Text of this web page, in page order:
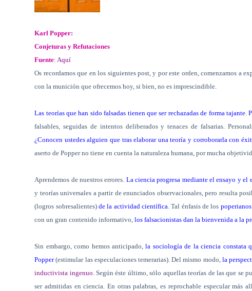
Karl Popper:
Conjeturas y Refutaciones
Fuente:Aquí
Os recordamos que en los siguientes post, y por este orden, comenzamos a
con la munición que ofrecemos hoy, si bien, no es imprescindible.
Las teorías que han sido falsadas tienen que ser rechazadas de forma tajante.
falsables, seguidas de intentos deliberados y tenaces de falsarias.
¿Conocen ustedes alguien que tras elaborar una teoría y corroborarla con
aserto de Popper no tiene en cuenta la naturaleza humana, por mucha
Aprendemos de nuestros errores. La ciencia progresa mediante el ensayo y el
y teorías universales a partir de enunciados observacionales, pero resulta
(logros sobresalientes) de la actividad científica. Tal énfasis de los
con un gran contenido informativo,los falsacionistas dan la bienvenida a la
Sin embargo, como hemos anticipado,la sociología de la ciencia constata
Popper(estimular las especulaciones temerarias). Del mismo modo, la
inductivista ingenuo. Según éste último, sólo aquellas teorías de las que se
ser admitidas en ciencia. En otras palabras, es reprochable especular